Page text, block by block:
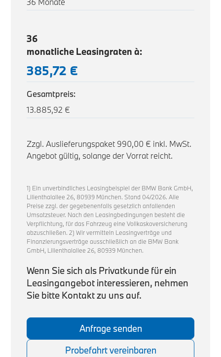
36
monatliche Leasingraten à:
385,72 €
Gesamtpreis:
13.885,92 €
Zzgl. Auslieferungspaket 990,00 € inkl. MwSt.
Angebot gültig, solange der Vorrat reicht.
1) Ein unverbindliches Leasingbeispiel der BMW Bank GmbH,
Lilienthalallee 26, 80939 München. Stand 04/2026. Alle
Preise zzgl. der gegebenenfalls gesetzlich anfallenden
Umsatzsteuer. Nach den Leasingbedingungen besteht die
Verpflichtung, für das Fahrzeug eine Vollkaskoversicherung
abzuschließen. 2) Wir vermitteln Leasingverträge und
Finanzierungsverträge ausschließlich an die BMW Bank
GmbH, Lilienthalallee 26, 80939 München.
Wenn Sie sich als Privatkunde für ein
Leasingangebot interessieren, nehmen
Sie bitte Kontakt zu uns auf.
Anfrage senden
Probefahrt vereinbaren